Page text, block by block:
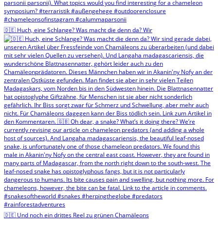
🇩🇪 Huch, eine Schlange? Was macht die denn da? Wir
🇩🇪 Und noch ein drittes Reel zu grünen Chamäleons